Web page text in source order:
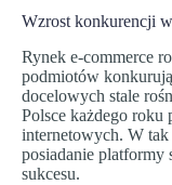
Wzrost konkurencji
Rynek e-commerce
podmiotów
docelowych stale
Polsce każdego roku
internetowych. W
posiadanie platformy
sukcesu.